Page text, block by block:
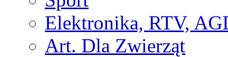
Elektronika, RTV,
Art. Dla Zwierząt